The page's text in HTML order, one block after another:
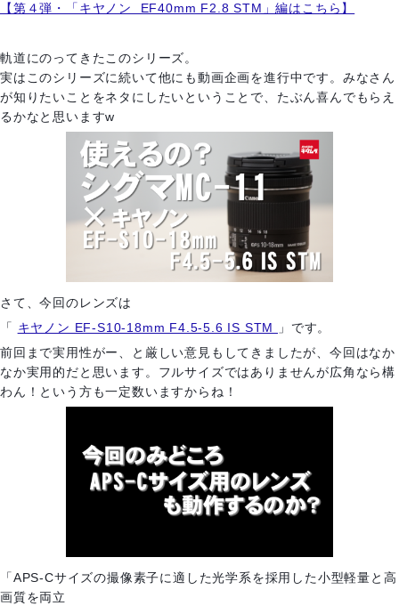
【第４弾・「キヤノン EF40mm F2.8 STM」編はこちら】
軌道にのってきたこのシリーズ。
実はこのシリーズに続いて他にも動画企画を進行中です。みなさん
が知りたいことをネタにしたいということで、たぶん喜んでもらえ
るかなと思いますw
さて、今回のレンズは
「 キヤノン EF-S10-18mm F4.5-5.6 IS STM
」です。
前回まで実用性がー、と厳しい意見もしてきましたが、今回はなか
なか実用的だと思います。フルサイズではありませんが広角なら構
わん！という方も一定数いますからね！
「APS-Cサイズの撮像素子に適した光学系を採用した小型軽量と高
画質を両立